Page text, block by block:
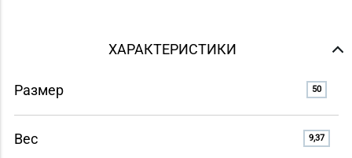
ХАРАКТЕРИСТИКИ
Размер 50
Вес 9,37